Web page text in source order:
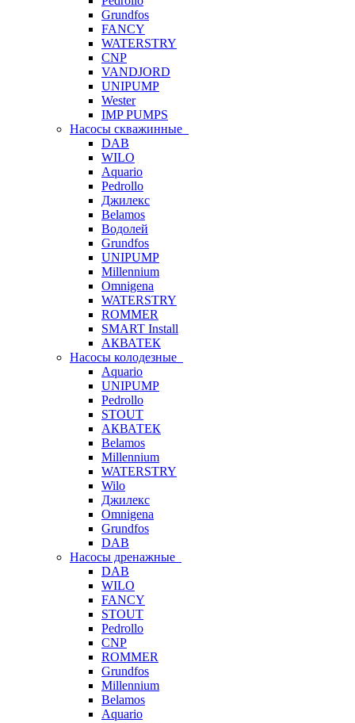
Grundfos
FANCY
WATERSTRY
CNP
VANDJORD
UNIPUMP
Wester
IMP PUMPS
Насосы скважинные
DAB
WILO
Aquario
Pedrollo
Джилекс
Belamos
Водолей
Grundfos
UNIPUMP
Millennium
Omnigena
WATERSTRY
ROMMER
SMART Install
АКВАТЕК
Насосы колодезные
Aquario
UNIPUMP
Pedrollo
STOUT
АКВАТЕК
Belamos
Millennium
WATERSTRY
Wilo
Джилекс
Omnigena
Grundfos
DAB
Насосы дренажные
DAB
WILO
FANCY
STOUT
Pedrollo
CNP
ROMMER
Grundfos
Millennium
Belamos
Aquario